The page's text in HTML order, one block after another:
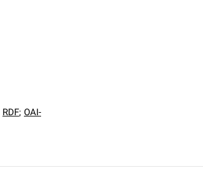
RDF; OAI-